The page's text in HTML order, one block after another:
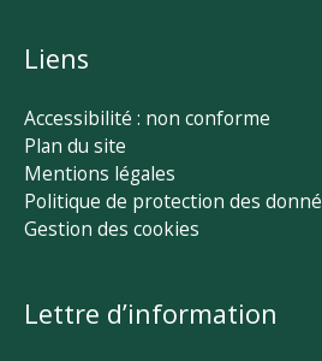
Liens
Accessibilité : non conforme
Plan du site
Mentions légales
Politique de protection des
Gestion des cookies
Lettre d’information